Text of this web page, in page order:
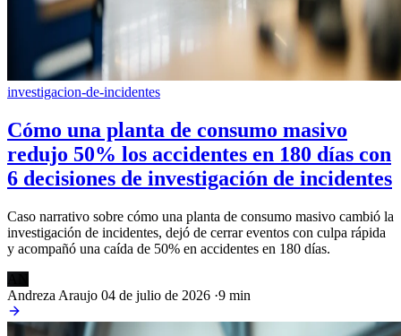
investigacion-de-incidentes
Cómo una planta de consumo masivo
redujo 50% los accidentes en 180 días con
6 decisiones de investigación de incidentes
Caso narrativo sobre cómo una planta de consumo masivo cambió la
investigación de incidentes, dejó de cerrar eventos con culpa rápida
y acompañó una caída de 50% en accidentes en 180 días.
Andreza Araujo 04 de julio de 2026 ·9 min